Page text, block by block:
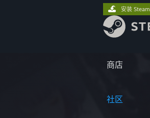
商店
社区
安装 Steam